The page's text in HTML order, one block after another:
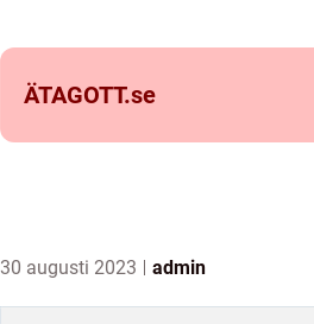
ÄTAGOTT.se
30 augusti 2023 admin